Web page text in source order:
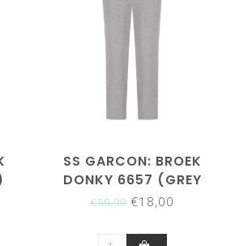
SS GARCON: BROEK
DONKY 6657 (GREY
MELANGE)
€59,99€18,00